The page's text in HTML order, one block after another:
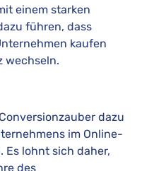
einem starken
führen, dass
kaufen
wechseln.
dazu
im Online-
Es lohnt sich daher,
des